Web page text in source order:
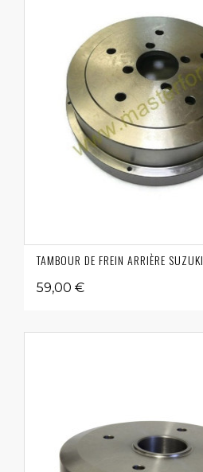
TAMBOUR DE FREIN ARRIÈRE SUZUKI
59,00 €